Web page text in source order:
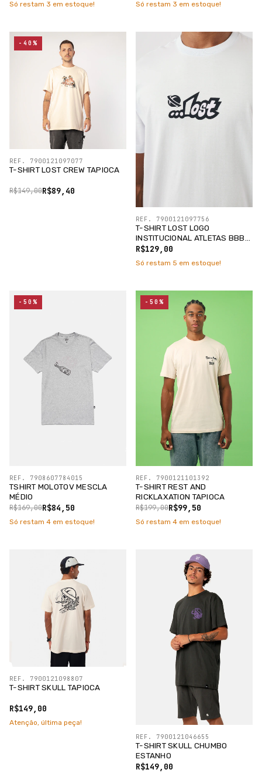
Só restam 3 em estoque! Só restam 3 em estoque!
T-SHIRT LOST CREW TAPIOCA
R$89,40
R$149,00
REF. 7900121097077
-40%
T-SHIRT LOST LOGO
INSTITUCIONAL ATLETAS BBB
/SILK PRETO
R$129,00
REF. 7900121097756
Só restam 5 em estoque!
TSHIRT MOLOTOV MESCLA
MÉDIO
R$84,50
R$169,00
REF. 7908607784015
-50%
Só restam 4 em estoque!
T-SHIRT REST AND
RICKLAXATION TAPIOCA
R$99,50
R$199,00
REF. 7900121101392
-50%
Só restam 4 em estoque!
T-SHIRT SKULL TAPIOCA
R$149,00
REF. 7900121098807
Atenção, última peça!
T-SHIRT SKULL CHUMBO
ESTANHO
R$149,00
REF. 7900121046655